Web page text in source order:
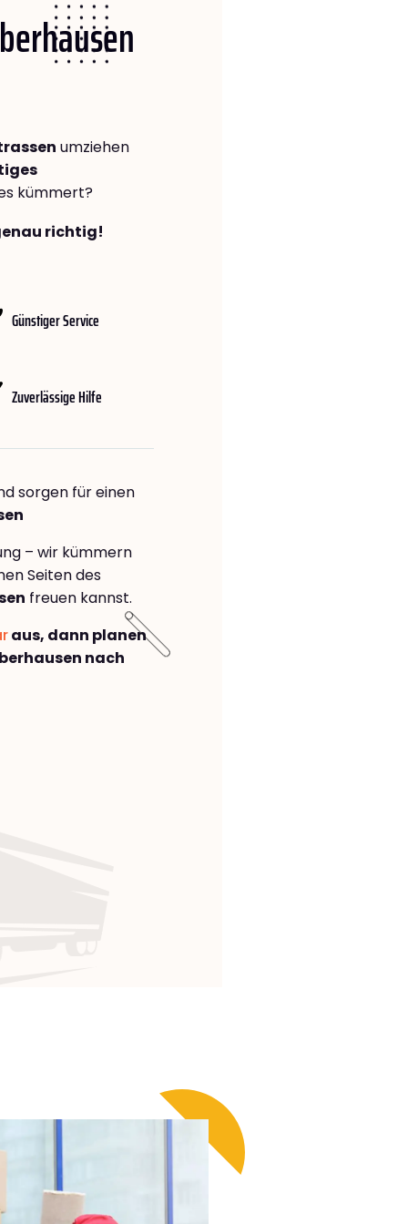
umziehen
kümmert?
richtig!
Günstiger Service
Zuverlässige Hilfe
sorgen für einen
– wir kümmern
Seiten des
freuen kannst.
aus, dann planen
nach